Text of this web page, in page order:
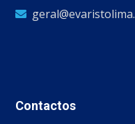
Contactos